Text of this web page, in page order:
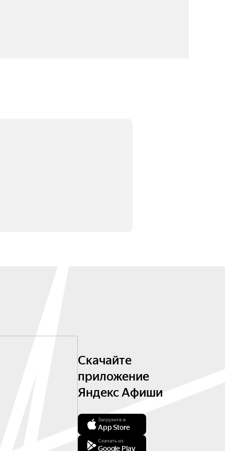
Скачайте
приложение
Яндекс Афиши
Загрузите в
App Store
Скачать из
Google Play